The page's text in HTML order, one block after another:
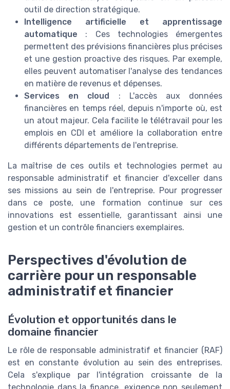
outil de direction stratégique.
Intelligence artificielle et apprentissage
automatique : Ces technologies émergentes
permettent des prévisions financières plus précises
et une gestion proactive des risques. Par exemple,
elles peuvent automatiser l'analyse des tendances
en matière de revenus et dépenses.
Services en cloud
: L'accès aux données
financières en temps réel, depuis n'importe où, est
un atout majeur. Cela facilite le télétravail pour les
emplois en CDI et améliore la collaboration entre
différents départements de l'entreprise.
La maîtrise de ces outils et technologies permet au
responsable administratif et financier d'exceller dans
ses missions au sein de l'entreprise. Pour progresser
dans ce poste, une formation continue sur ces
innovations est essentielle, garantissant ainsi une
gestion et un contrôle financiers exemplaires.
Perspectives d'évolution de
carrière pour un responsable
administratif et financier
Évolution et opportunités dans le
domaine financier
Le rôle de responsable administratif et financier (RAF)
est en constante évolution au sein des entreprises.
Cela s'explique par l'intégration croissante de la